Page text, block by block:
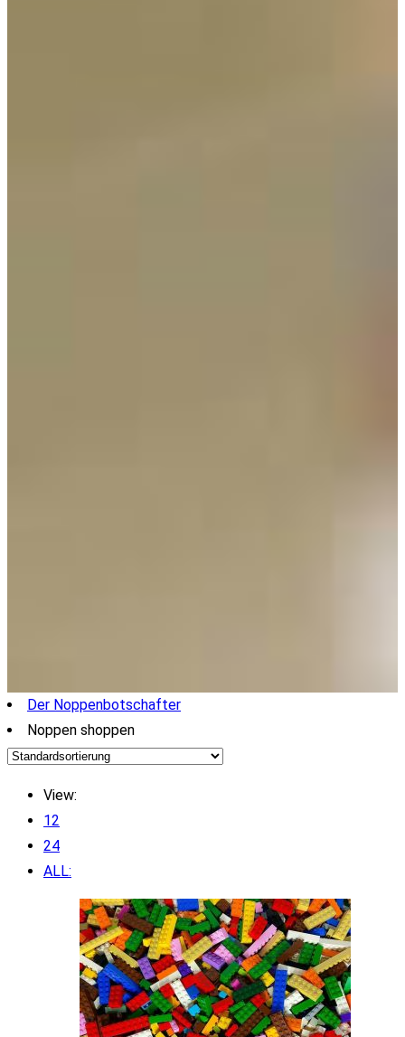
Der Noppenbotschafter
Noppen shoppen
View:
12
24
ALL: